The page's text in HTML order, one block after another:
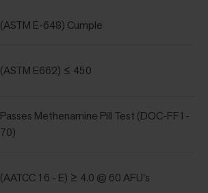
(ASTM E-648) Cumple
(ASTM E662) ≤ 450
Passes Methenamine Pill Test (DOC-FF1-
70)
(AATCC 16 - E) ≥ 4.0 @ 60 AFU's